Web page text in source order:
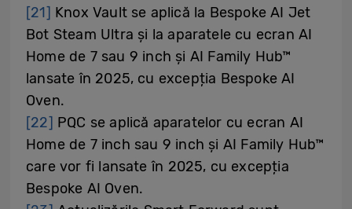
[21] Knox Vault se aplică la Bespoke AI Jet
Bot Steam Ultra și la aparatele cu ecran AI
Home de 7 sau 9 inch și AI Family Hub™
lansate în 2025, cu excepția Bespoke AI
Oven.
[22] PQC se aplică aparatelor cu ecran AI
Home de 7 inch sau 9 inch și AI Family Hub™
care vor fi lansate în 2025, cu excepția
Bespoke AI Oven.